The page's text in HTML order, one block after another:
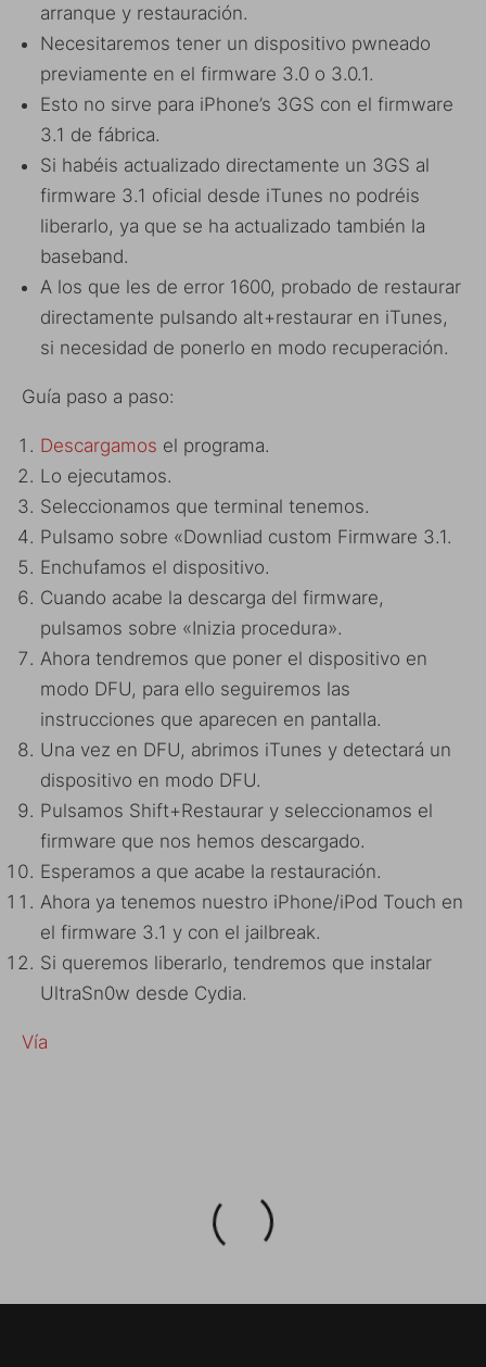
arranque y restauración.
Necesitaremos tener un dispositivo pwneado
previamente en el firmware 3.0 o 3.0.1.
Esto no sirve para iPhone’s 3GS con el firmware
3.1 de fábrica.
Si habéis actualizado directamente un 3GS al
firmware 3.1 oficial desde iTunes no podréis
liberarlo, ya que se ha actualizado también la
baseband.
A los que les de error 1600, probado de restaurar
directamente pulsando alt+restaurar en iTunes,
si necesidad de ponerlo en modo recuperación.
Guía paso a paso:
Descargamos el programa.
Lo ejecutamos.
Seleccionamos que terminal tenemos.
Pulsamo sobre «Downliad custom Firmware 3.1.
Enchufamos el dispositivo.
Cuando acabe la descarga del firmware,
pulsamos sobre «Inizia procedura».
Ahora tendremos que poner el dispositivo en
modo DFU, para ello seguiremos las
instrucciones que aparecen en pantalla.
Una vez en DFU, abrimos iTunes y detectará un
dispositivo en modo DFU.
Pulsamos Shift+Restaurar y seleccionamos el
firmware que nos hemos descargado.
Esperamos a que acabe la restauración.
Ahora ya tenemos nuestro iPhone/iPod Touch en
el firmware 3.1 y con el jailbreak.
Si queremos liberarlo, tendremos que instalar
UltraSn0w desde Cydia.
Vía